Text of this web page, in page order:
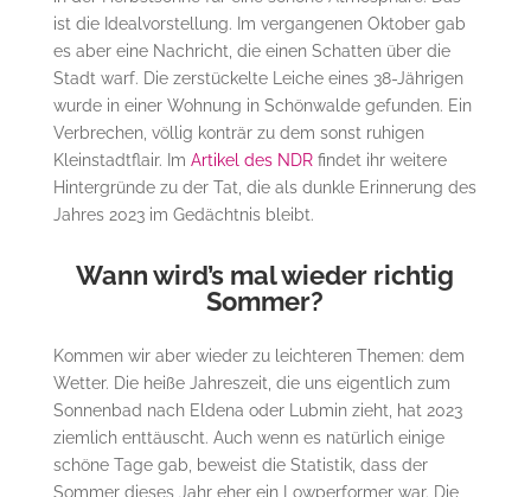
ist die Idealvorstellung. Im vergangenen Oktober gab
es aber eine Nachricht, die einen Schatten über die
Stadt warf. Die zerstückelte Leiche eines 38-Jährigen
wurde in einer Wohnung in Schönwalde gefunden. Ein
Verbrechen, völlig konträr zu dem sonst ruhigen
Kleinstadtflair. Im Artikel des NDRfindet ihr weitere
Hintergründe zu der Tat, die als dunkle Erinnerung des
Jahres 2023 im Gedächtnis bleibt.
Wann wird’s mal wieder richtig
Sommer?
Kommen wir aber wieder zu leichteren Themen: dem
Wetter. Die heiße Jahreszeit, die uns eigentlich zum
Sonnenbad nach Eldena oder Lubmin zieht, hat 2023
ziemlich enttäuscht. Auch wenn es natürlich einige
schöne Tage gab, beweist die Statistik, dass der
Sommer dieses Jahr eher ein Lowperformer war. Die